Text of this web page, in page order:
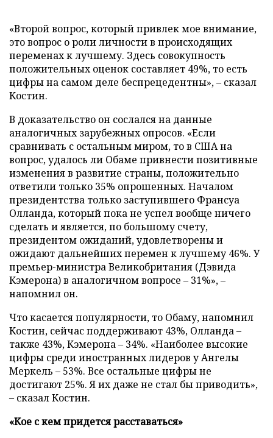
«Второй вопрос, который привлек мое внимание,
это вопрос о роли личности в происходящих
переменах к лучшему. Здесь совокупность
положительных оценок составляет 49%, то есть
цифры на самом деле беспрецедентны», – сказал
Костин.
В доказательство он сослался на данные
аналогичных зарубежных опросов. «Если
сравнивать с остальным миром, то в США на
вопрос, удалось ли Обаме привнести позитивные
изменения в развитие страны, положительно
ответили только 35% опрошенных. Началом
президентства только заступившего Франсуа
Олланда, который пока не успел вообще ничего
сделать и является, по большому счету,
президентом ожиданий, удовлетворены и
ожидают дальнейших перемен к лучшему 46%. У
премьер-министра Великобритания (Дэвида
Кэмерона) в аналогичном вопросе – 31%», –
напомнил он.
Что касается популярности, то Обаму, напомнил
Костин, сейчас поддерживают 43%, Олланда –
также 43%, Кэмерона – 34%. «Наиболее высокие
цифры среди иностранных лидеров у Ангелы
Меркель – 53%. Все остальные цифры не
достигают 25%. Я их даже не стал бы приводить»,
– сказал Костин.
«Кое с кем придется расставаться»